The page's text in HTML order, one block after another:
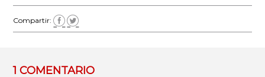
Compartir:
1 COMENTARIO